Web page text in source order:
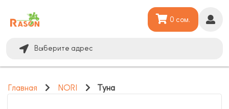
Выберите адрес
0 сом.
Главная NORI Туна